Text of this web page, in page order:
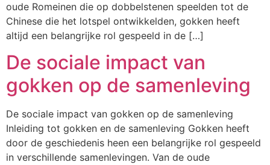
oude Romeinen die op dobbelstenen speelden tot de
Chinese die het lotspel ontwikkelden, gokken heeft
altijd een belangrijke rol gespeeld in de […]
De sociale impact van
gokken op de samenleving
De sociale impact van gokken op de samenleving
Inleiding tot gokken en de samenleving Gokken heeft
door de geschiedenis heen een belangrijke rol gespeeld
in verschillende samenlevingen. Van de oude